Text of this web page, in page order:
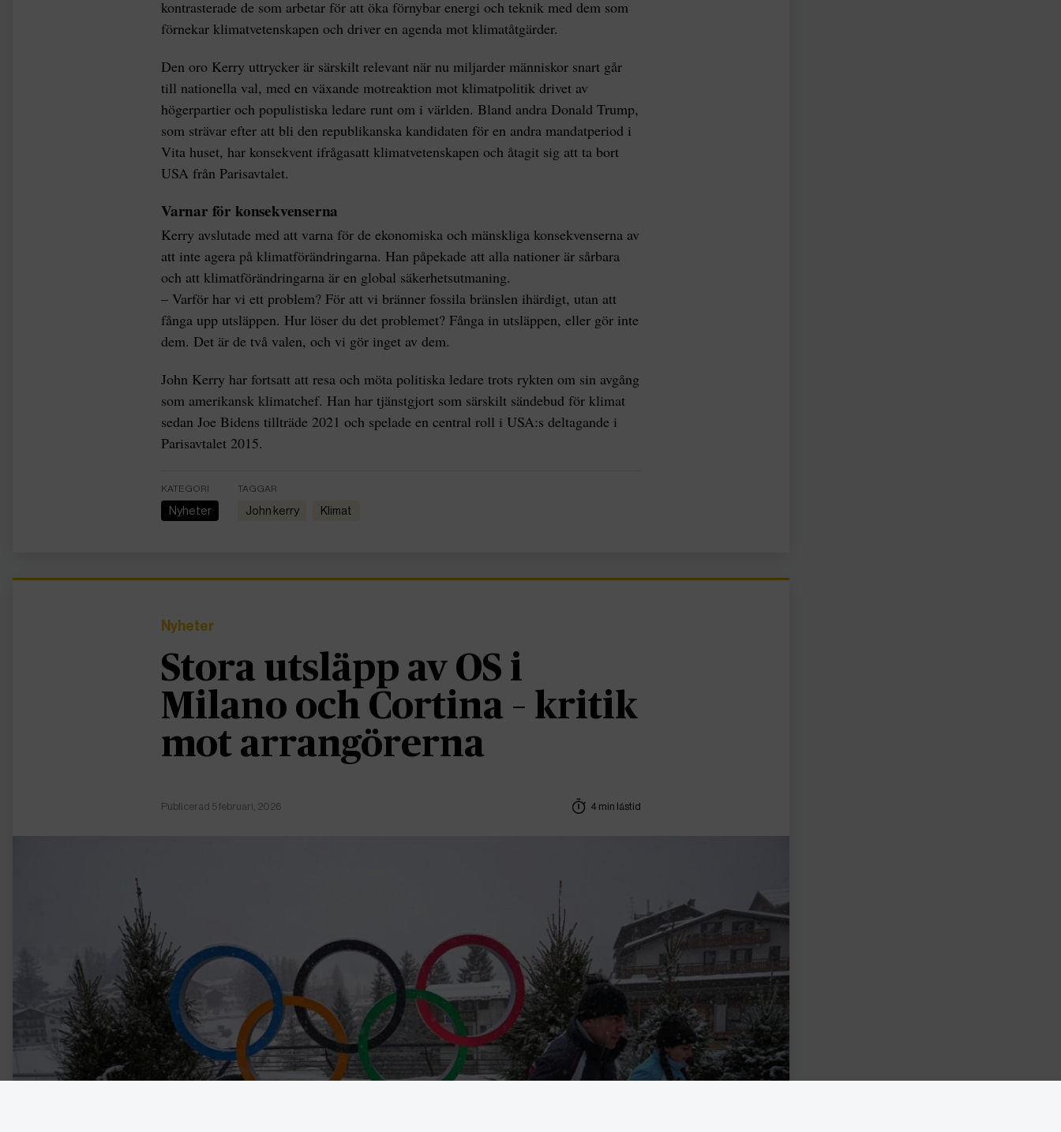
kontrasterade de som arbetar för att öka förnybar energi och teknik med dem som
förnekar klimatvetenskapen och driver en agenda mot klimatåtgärder.
Den oro Kerry uttrycker är särskilt relevant när nu miljarder människor snart går
till nationella val, med en växande motreaktion mot klimatpolitik drivet av
högerpartier och populistiska ledare runt om i världen. Bland andra Donald Trump,
som strävar efter att bli den republikanska kandidaten för en andra mandatperiod i
Vita huset, har konsekvent ifrågasatt klimatvetenskapen och åtagit sig att ta bort
USA från Parisavtalet.
Varnar för konsekvenserna
Kerry avslutade med att varna för de ekonomiska och mänskliga konsekvenserna av
att inte agera på klimatförändringarna. Han påpekade att alla nationer är sårbara
och att klimatförändringarna är en global säkerhetsutmaning.
– Varför har vi ett problem? För att vi bränner fossila bränslen ihärdigt, utan att
fånga upp utsläppen. Hur löser du det problemet? Fånga in utsläppen, eller gör inte
dem. Det är de två valen, och vi gör inget av dem.
John Kerry har fortsatt att resa och möta politiska ledare trots rykten om sin avgång
som amerikansk klimatchef. Han har tjänstgjort som särskilt sändebud för klimat
sedan Joe Bidens tillträde 2021 och spelade en central roll i USA:s deltagande i
Parisavtalet 2015.
KATEGORI
Nyheter
TAGGAR
John kerry Klimat
Nyheter
Stora utsläpp av OS i
Milano och Cortina – kritik
mot arrangörerna
Publicerad 5 februari, 2026 4 min lästid